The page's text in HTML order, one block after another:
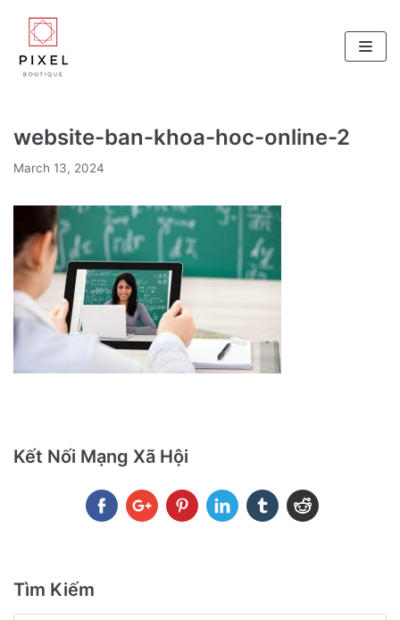
Skip
to
content
website-ban-khoa-hoc-online-2
March 13, 2024
Kết Nối Mạng Xã Hội
Tìm Kiếm